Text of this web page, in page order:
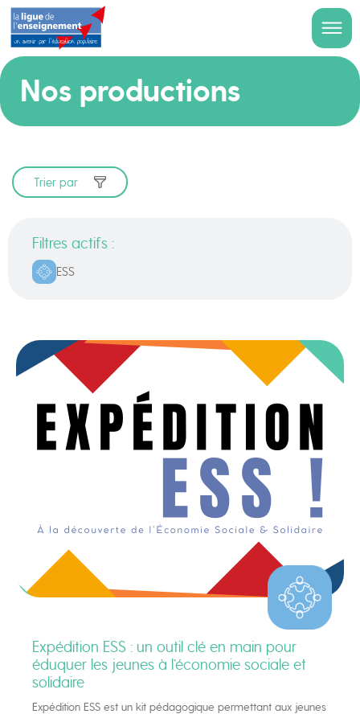
Nos productions
Trier par
Filtres actifs :
ESS
Expédition ESS : un outil clé en main pour
éduquer les jeunes à l’économie sociale et
solidaire
Expédition ESS est un kit pédagogique permettant aux jeunes